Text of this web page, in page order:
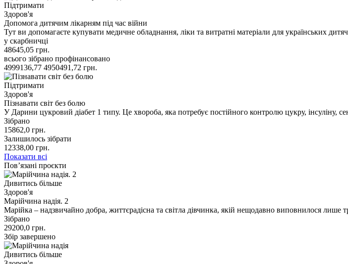
Підтримати
Здоров'я
Допомога дитячим лікарням під час війни
Тут ви допомагаєте купувати медичне обладнання, ліки та витратні матеріали для українських
у скарбничці
48645,05 грн.
всього зібрано профінансовано
4999136,77 4950491,72 грн.
Підтримати
Здоров'я
Пізнавати світ без болю
У Дарини цукровий діабет 1 типу. Це хвороба, яка потребує постійного контролю цукру, інсуліну,
Зібрано
15862,0 грн.
Залишилось зібрати
12338,00 грн.
Показати всі
Пов’язані проєкти
Дивитись більше
Здоров'я
Марійчина надія. 2
Марійка – надзвичайно добра, життєрадісна та світла дівчинка, якій нещодавно виповнилося лише
Зібрано
29200,0 грн.
Збір завершено
Дивитись більше